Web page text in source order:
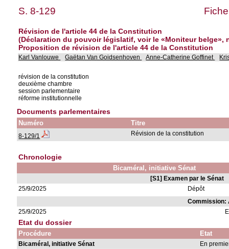
S. 8-129
Révision de l'article 44 de la Constitution
(Déclaration du pouvoir législatif, voir le «Moniteur belge»,
Proposition de révision de l'article 44 de la Constitution
Karl Vanlouwe Gaëtan Van Goidsenhoven Anne-Catherine Goffinet
révision de la constitution
deuxième chambre
session parlementaire
réforme institutionnelle
Documents parlementaires
Numéro Titre
8-129/1 Révision de la constitution
Chronologie
Bicaméral, initiative Sénat
[S1] Examen par le Sénat
25/9/2025
Dépôt
Commission:
25/9/2025
Etat du dossier
Procédure Etat
Bicaméral, initiative Sénat En